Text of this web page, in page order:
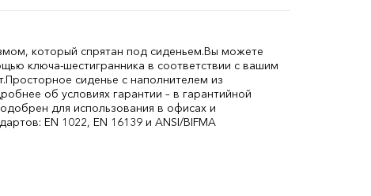
который спрятан под сиденьем.Вы можете
ключа-шестигранника в соответствии с вашим
Просторное сиденье с наполнителем из
об условиях гарантии – в гарантийной
для использования в офисах и
EN 1022, EN 16139 и ANSI/BIFMA